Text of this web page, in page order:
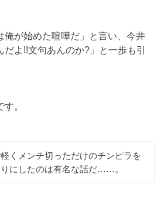
俺が始めた喧嘩だ」と言い、今井
よ!!文句あんのか?」と一歩も引
。
くメンチ切っただけのチンピラを
にしたのは有名な話だ……。